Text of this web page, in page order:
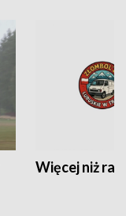
Więcej niż rajd